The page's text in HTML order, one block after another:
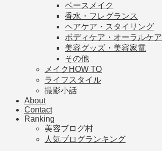
ベースメイク
香水・フレグランス
ヘアケア・スタイリング
ボディケア・オーラルケア
美容グッズ・美容家電
その他
メイクHOW TO
ライフスタイル
撮影小話
About
Contact
Ranking
美容ブログ村
人気ブログランキング